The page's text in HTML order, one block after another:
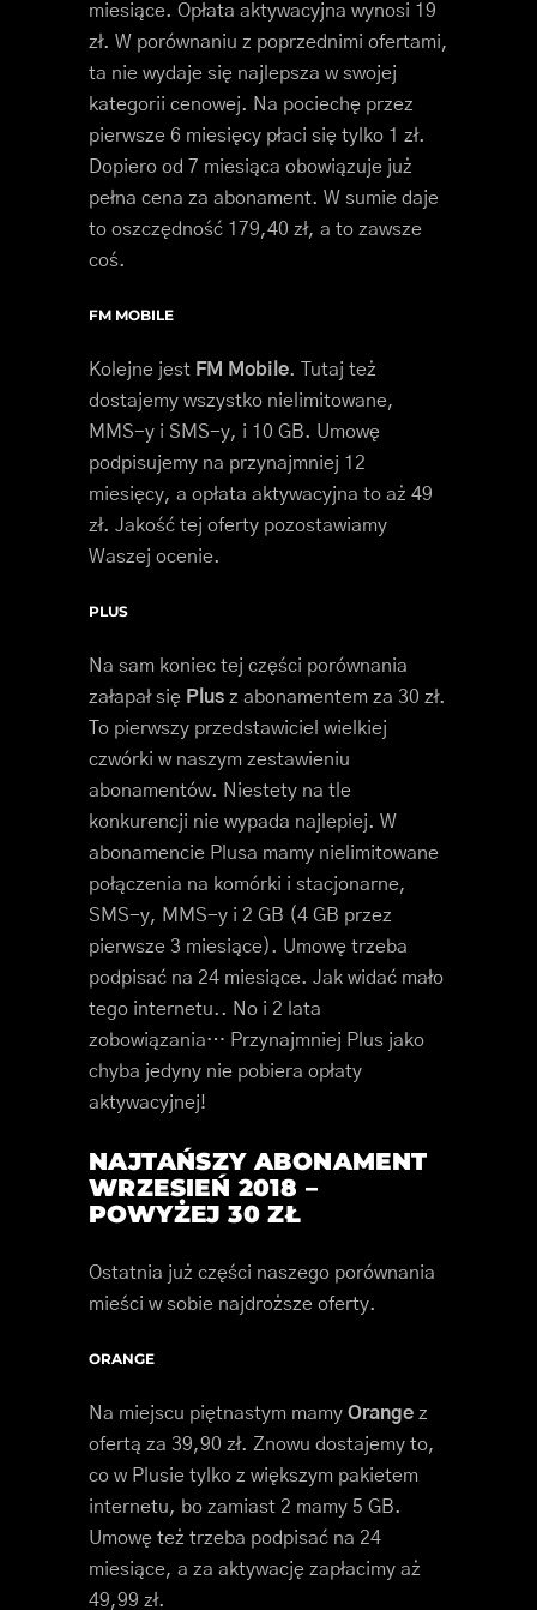
miesiące. Opłata aktywacyjna wynosi 19
zł. W porównaniu z poprzednimi ofertami,
ta nie wydaje się najlepsza w swojej
kategorii cenowej. Na pociechę przez
pierwsze 6 miesięcy płaci się tylko 1 zł.
Dopiero od 7 miesiąca obowiązuje już
pełna cena za abonament. W sumie daje
to oszczędność 179,40 zł, a to zawsze
coś.
FM MOBILE
Kolejne jest FM Mobile. Tutaj też
dostajemy wszystko nielimitowane,
MMS-y i SMS-y, i 10 GB. Umowę
podpisujemy na przynajmniej 12
miesięcy, a opłata aktywacyjna to aż 49
zł. Jakość tej oferty pozostawiamy
Waszej ocenie.
PLUS
Na sam koniec tej części porównania
załapał się Plus z abonamentem za 30 zł.
To pierwszy przedstawiciel wielkiej
czwórki w naszym zestawieniu
abonamentów. Niestety na tle
konkurencji nie wypada najlepiej. W
abonamencie Plusa mamy nielimitowane
połączenia na komórki i stacjonarne,
SMS-y, MMS-y i 2 GB (4 GB przez
pierwsze 3 miesiące). Umowę trzeba
podpisać na 24 miesiące. Jak widać mało
tego internetu.. No i 2 lata
zobowiązania… Przynajmniej Plus jako
chyba jedyny nie pobiera opłaty
aktywacyjnej!
NAJTAŃSZY ABONAMENT
WRZESIEŃ 2018 –
POWYŻEJ 30 ZŁ
Ostatnia już części naszego porównania
mieści w sobie najdroższe oferty.
ORANGE
Na miejscu piętnastym mamy Orange z
ofertą za 39,90 zł. Znowu dostajemy to,
co w Plusie tylko z większym pakietem
internetu, bo zamiast 2 mamy 5 GB.
Umowę też trzeba podpisać na 24
miesiące, a za aktywację zapłacimy aż
49,99 zł.